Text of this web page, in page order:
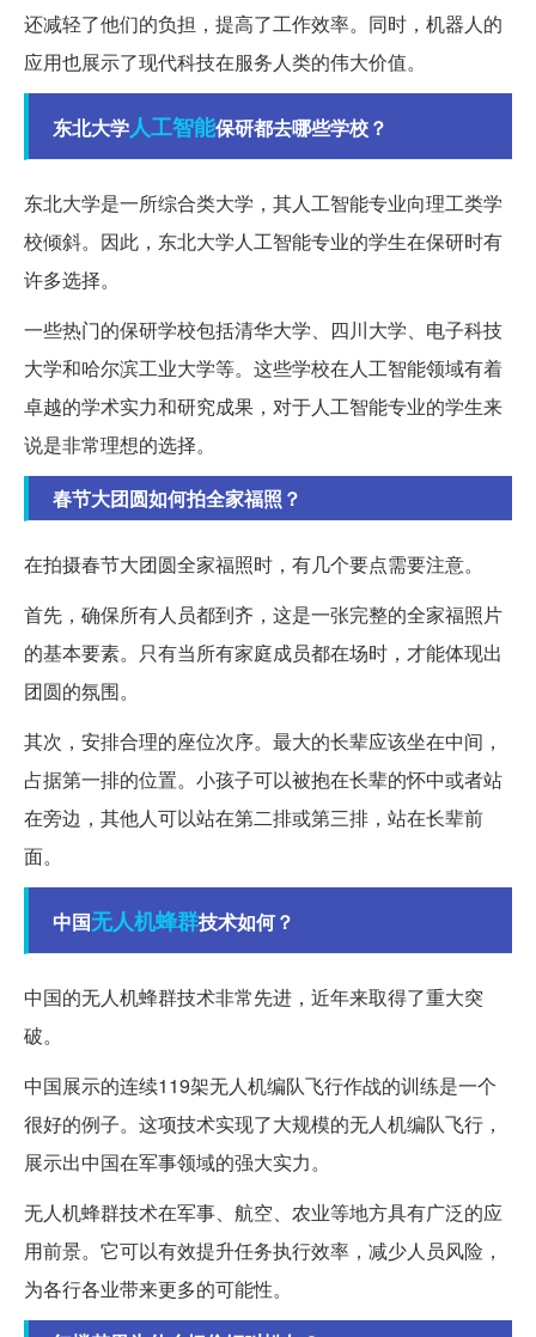
还减轻了他们的负担，提高了工作效率。同时，机器人的
应用也展示了现代科技在服务人类的伟大价值。
东北大学人工智能保研都去哪些学校？
东北大学是一所综合类大学，其人工智能专业向理工类学
校倾斜。因此，东北大学人工智能专业的学生在保研时有
许多选择。
一些热门的保研学校包括清华大学、四川大学、电子科技
大学和哈尔滨工业大学等。这些学校在人工智能领域有着
卓越的学术实力和研究成果，对于人工智能专业的学生来
说是非常理想的选择。
春节大团圆如何拍全家福照？
在拍摄春节大团圆全家福照时，有几个要点需要注意。
首先，确保所有人员都到齐，这是一张完整的全家福照片
的基本要素。只有当所有家庭成员都在场时，才能体现出
团圆的氛围。
其次，安排合理的座位次序。最大的长辈应该坐在中间，
占据第一排的位置。小孩子可以被抱在长辈的怀中或者站
在旁边，其他人可以站在第二排或第三排，站在长辈前
面。
中国无人机蜂群技术如何？
中国的无人机蜂群技术非常先进，近年来取得了重大突
破。
中国展示的连续119架无人机编队飞行作战的训练是一个
很好的例子。这项技术实现了大规模的无人机编队飞行，
展示出中国在军事领域的强大实力。
无人机蜂群技术在军事、航空、农业等地方具有广泛的应
用前景。它可以有效提升任务执行效率，减少人员风险，
为各行各业带来更多的可能性。